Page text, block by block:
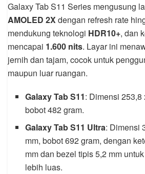
Galaxy Tab S11 Series mengusung
AMOLED 2Xdengan refresh rate
mendukung teknologi HDR10+, dan
mencapai 1.600 nits. Layar ini
jernih dan tajam, cocok untuk
maupun luar ruangan.
Galaxy Tab S11: Dimensi 253,8
bobot 482 gram.
Galaxy Tab S11 Ultra: Dimensi
mm, bobot 692 gram, dengan
mm dan bezel tipis 5,2 mm
lebih luas.